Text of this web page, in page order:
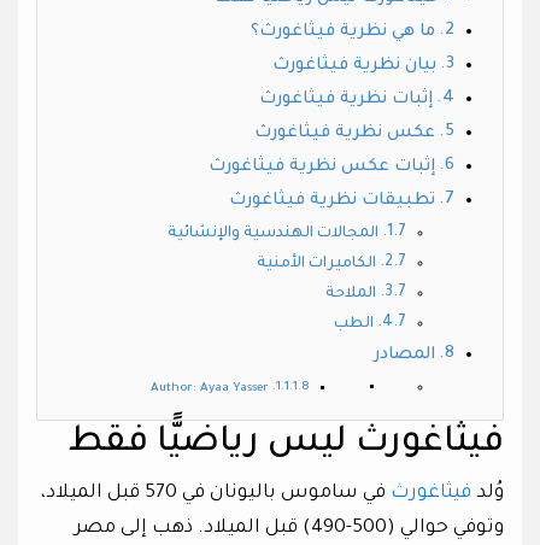
ما هي نظرية فيثاغورث؟
بيان نظرية فيثاغورث
إثبات نظرية فيثاغورث
عكس نظرية فيثاغورث
إثبات عكس نظرية فيثاغورث
تطبيقات نظرية فيثاغورث
المجالات الهندسية والإنشائية
الكاميرات الأمنية
الملاحة
الطب
المصادر
Author: Ayaa Yasser
فيثاغورث ليس رياضيًّا فقط
وُلد فيثاغورث
في ساموس باليونان في 570 قبل الميلاد،
وتوفي حوالي (500-490) قبل الميلاد. ذهب إلى مصر